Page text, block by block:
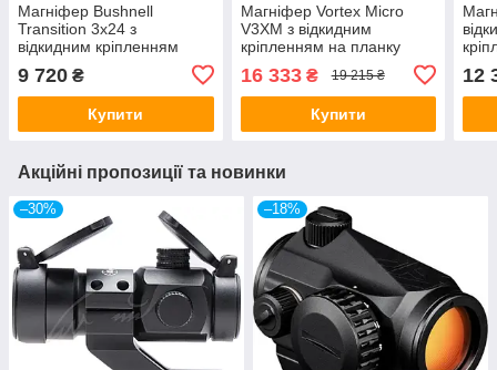
Магніфер Bushnell
Transition 3x24 з
відкидним кріпленням
9 720 ₴
Купити
Магніфер Vortex Micro
V3XM з відкидним
кріпленням на планку
16 333₴ 19 215 ₴
Купити
12
Акційні пропозиції та новинки
–30% –18%